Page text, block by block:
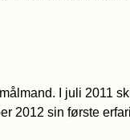
I juli 2011
2012 sin første